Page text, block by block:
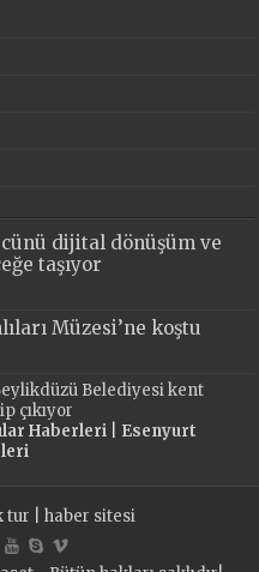
dijital dönüşüm ve
taşıyor
Müzesi’ne koştu
Belediyesi kent
çıkıyor
Haberleri| Esenyurt
tur haber sitesi